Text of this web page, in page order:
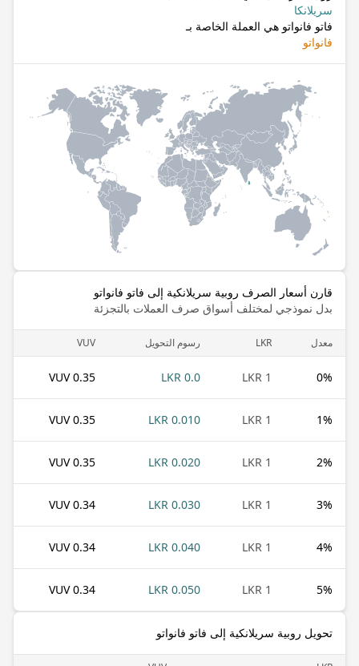
سريلانكا
فاتو فانواتو هي العملة الخاصة بـ
فانواتو
قارن أسعار الصرف روبية سريلانكية إلى فاتو فانواتو
بدل نموذجي لمختلف أسواق صرف العملات بالتجزئة
معدل LKR رسوم التحويل VUV
0%
1 LKR
0.0 LKR
0.35 VUV
1%
1 LKR
0.010 LKR
0.35 VUV
2%
1 LKR
0.020 LKR
0.35 VUV
3%
1 LKR
0.030 LKR
0.34 VUV
4%
1 LKR
0.040 LKR
0.34 VUV
5%
1 LKR
0.050 LKR
0.34 VUV
تحويل روبية سريلانكية إلى فاتو فانواتو